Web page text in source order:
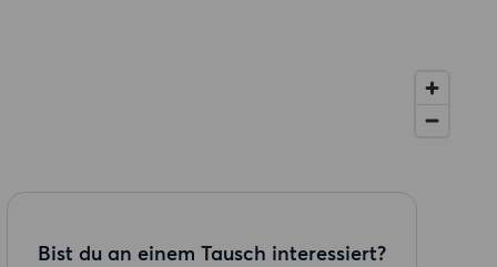
Bist du an einem Tausch interessiert?